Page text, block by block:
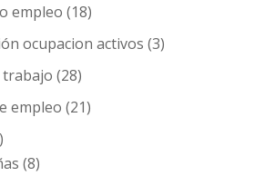
empleo (18)
ocupacion activos (3)
(28)
empleo (21)
(8)